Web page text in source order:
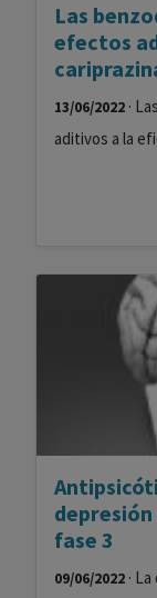
Las
efectos
13/06/2022 ·
aditivos a la
fase 3
09/06/2022 ·